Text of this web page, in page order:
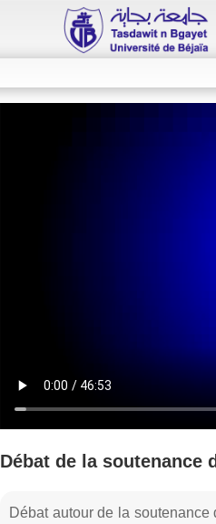
Débat de la soutenance
Débat autour de la